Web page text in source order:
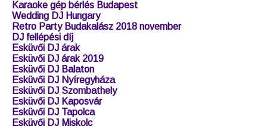
Rendezvény DJ
DJ árak Esküvőre
DJ szolgáltatás
DJ rendelés
DJ Szülinapra
DJ bérlés ár
Esküvői DJ Budapest
Esküvői DJ mennyibe kerül
Karaoke gép bérlés Budapest
Wedding DJ Hungary
Retro Party Budakalász 2018 november